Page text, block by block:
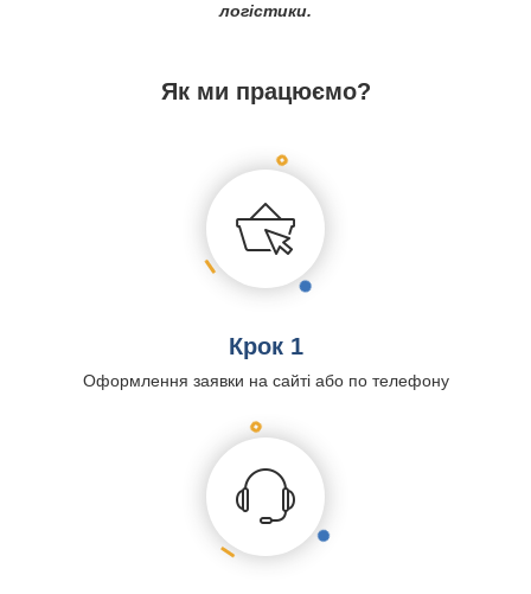
логістики.
Як ми працюємо?
Крок 1
Оформлення заявки на сайті або по телефону